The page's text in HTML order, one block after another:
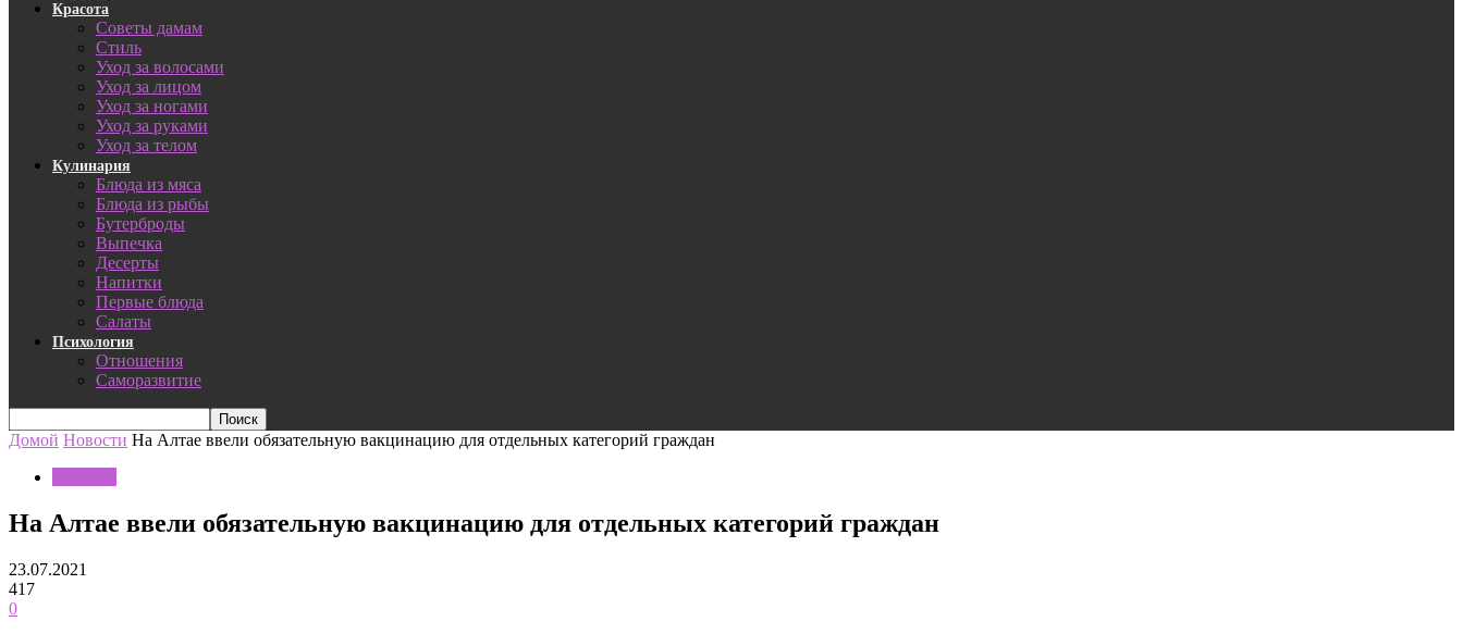
Красота
Советы дамам
Стиль
Уход за волосами
Уход за лицом
Уход за ногами
Уход за руками
Уход за телом
Кулинария
Блюда из мяса
Блюда из рыбы
Бутерброды
Выпечка
Десерты
Напитки
Первые блюда
Салаты
Психология
Отношения
Саморазвитие
Домой Новости На Алтае ввели обязательную вакцинацию для отдельных категорий граждан
На Алтае ввели обязательную вакцинацию для отдельных категорий граждан
23.07.2021
417
0